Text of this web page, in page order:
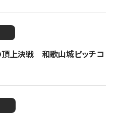
頂上決戦 和歌山城ピッチコ